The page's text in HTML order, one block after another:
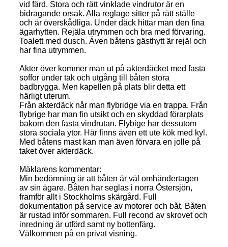
vid färd. Stora och rätt vinklade vindrutor är en
bidragande orsak. Alla reglage sitter på rätt ställe
och är överskådliga. Under däck hittar man den fina
ägarhytten. Rejäla utrymmen och bra med förvaring.
Toalett med dusch. Även båtens gästhytt är rejäl och
har fina utrymmen.
Akter över kommer man ut på akterdäcket med fasta
soffor under tak och utgång till båten stora
badbrygga. Men kapellen på plats blir detta ett
härligt uterum.
Från akterdäck når man flybridge via en trappa. Från
flybrige har man fin utsikt och en skyddad förarplats
bakom den fasta vindrutan. Flybige har dessutom
stora sociala ytor. Här finns även ett ute kök med kyl.
Med båtens mast kan man även förvara en jolle på
taket över akterdäck.
Mäklarens kommentar:
Min bedömning är att båten är väl omhändertagen
av sin ägare. Båten har seglas i norra Östersjön,
framför allt i Stockholms skärgård. Full
dokumentation på service av motorer och båt. Båten
är rustad inför sommaren. Full recond av skrovet och
inredning är utförd samt ny bottenfärg.
Välkommen på en privat visning.